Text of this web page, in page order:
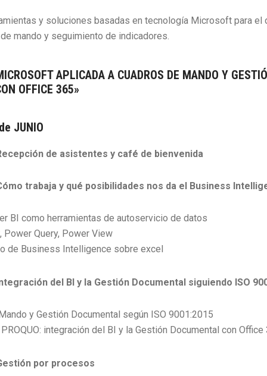
y soluciones basadas en tecnología Microsoft para el
mando y seguimiento de indicadores.
APLICADA A CUADROS DE MANDO Y
OFFICE 365»
JUNIO
de asistentes y café de bienvenida
trabaja y qué posibilidades nos da el Business
BI como herramientas de autoservicio de datos
Power Query, Power View
de Business Intelligence sobre excel
del BI y la Gestión Documental siguiendo ISO
y Gestión Documental según ISO 9001:2015
integración del BI y la Gestión Documental con Office
por procesos